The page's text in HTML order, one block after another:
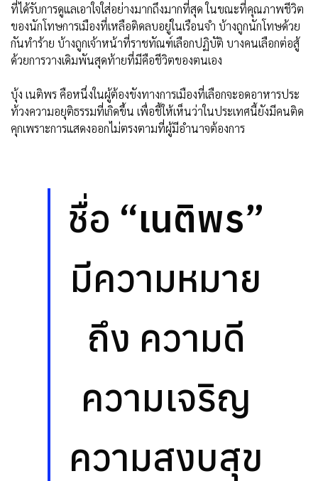
ที่ได้รับการดูแลเอาใจใส่อย่างมากถึงมากที่สุด ในขณะที่คุณภาพชีวิต
ของนักโทษการเมืองที่เหลือติดลบอยู่ในเรือนจำ บ้างถูกนักโทษด้วย
กันทำร้าย บ้างถูกเจ้าหน้าที่ราชทัณฑ์เลือกปฏิบัติ บางคนเลือกต่อสู้
ด้วยการวางเดิมพันสุดท้ายที่มีคือชีวิตของตนเอง
บุ้ง เนติพร คือหนึ่งในผู้ต้องขังทางการเมืองที่เลือกจะอดอาหารประ
ท้วงความอยุติธรรมที่เกิดขึ้น เพื่อชี้ให้เห็นว่าในประเทศนี้ยังมีคนติด
คุกเพราะการแสดงออกไม่ตรงตามที่ผู้มีอำนาจต้องการ
ชื่อ “เนติพร”
มีความหมาย
ถึง ความดี
ความเจริญ
ความสงบสุข